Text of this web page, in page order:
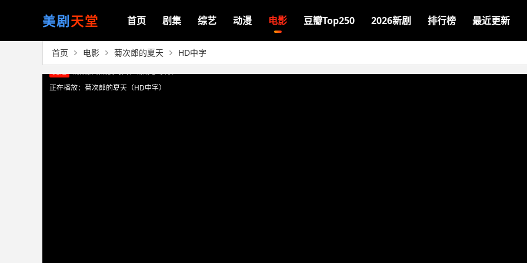
美剧天堂 首页 剧集 综艺 动漫 电影 豆瓣Top250 2026新剧 排行榜 最近更新
首页 电影 菊次郎的夏天 HD中字
正在播放：菊次郎的夏天（HD中字）